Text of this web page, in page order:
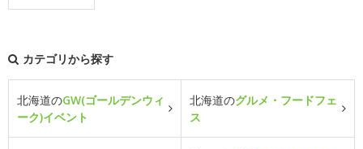
カテゴリから探す
北海道のGW(ゴールデンウィ
ーク)イベント
北海道のグルメ・フードフェ
ス